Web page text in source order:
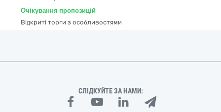
Очікування пропозицій
Відкриті торги з особливостями
СЛІДКУЙТЕ ЗА НАМИ: